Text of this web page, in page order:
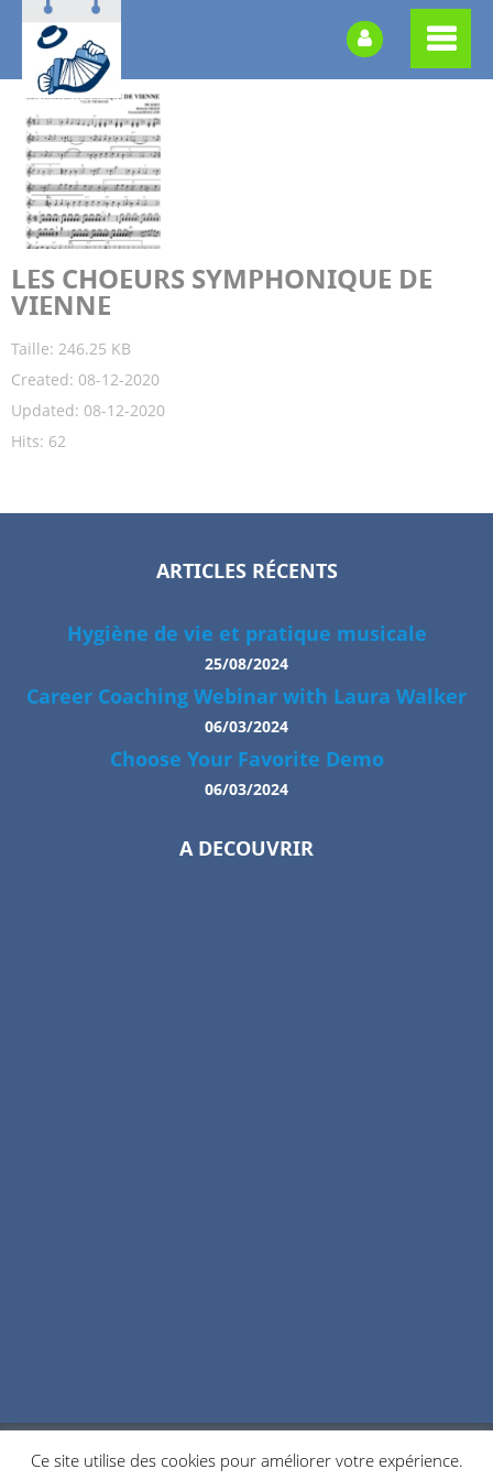
LES CHOEURS SYMPHONIQUE DE
VIENNE
Taille: 246.25 KB
Created: 08-12-2020
Updated: 08-12-2020
Hits: 62
ARTICLES RÉCENTS
Hygiène de vie et pratique musicale
25/08/2024
Career Coaching Webinar with Laura Walker
06/03/2024
Choose Your Favorite Demo
06/03/2024
A DECOUVRIR
POLITIQUE DE CONFIDENTIALITÉ COOKIES
Ce site utilise des cookies pour améliorer votre expérience.